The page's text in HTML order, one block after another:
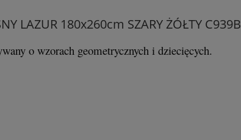
LAZUR 180x260cm SZARY ŻÓŁTY C939B
owzorach geometrycznych i dziecięcych.